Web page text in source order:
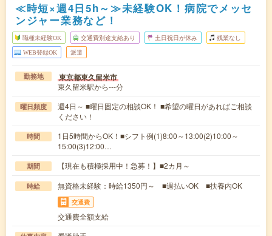
≪時短×週4日5h～≫未経験OK！病院でメッセ
ンジャー業務など！
職種未経験OK 交通費別途支給あり 土日祝日が休み 残業なし
WEB登録OK 派遣
勤務地 東京都東久留米市
東久留米駅から---分
曜日頻度
週4日～ ■曜日固定の相談OK！ ■希望の曜日があればご相談
ください！
時間
1日5時間からOK！■シフト例(1)8:00～13:00(2)10:00～
15:00(3)12:00…
期間 【現在も積極採用中！急募！】■2カ月～
時給 無資格未経験：時給1350円～ ■週払いOK ■扶養内OK
交通費
交通費全額支給